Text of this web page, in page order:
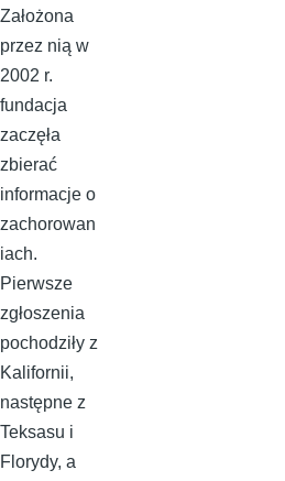
Założona
przez nią w
2002 r.
fundacja
zaczęła
zbierać
informacje o
zachorowan
iach.
Pierwsze
zgłoszenia
pochodziły z
Kalifornii,
następne z
Teksasu i
Florydy, a